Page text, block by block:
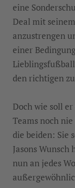
eine
Deal mit
anzustrengen
einer
den richtigen
Doch wie soll
Teams noch
die beiden: Sie
Jasons
nun an jedes